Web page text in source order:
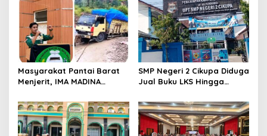
Kelola BUMD yang Bersih
dan Akuntabel
Minyak Jelantah Bersama
Ibu-Ibu PPK di Desa Pekan
Tua, Kempas.
Masyarakat Pantai Barat
Menjerit, IMA MADINA
Perbaikan Total Jalan
Lintas Batang Natal- Natal
SMP Negeri 2 Cikupa Diduga
Jual Buku LKS Hingga